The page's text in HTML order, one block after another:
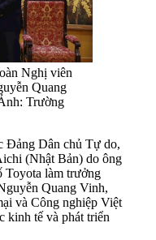
Nghị viên
Quang
Trường
Đảng Dân chủ Tự do,
(Nhật Bản) do ông
Toyota làm trưởng
Quang Vinh,
và Công nghiệp Việt
kinh tế và phát triển